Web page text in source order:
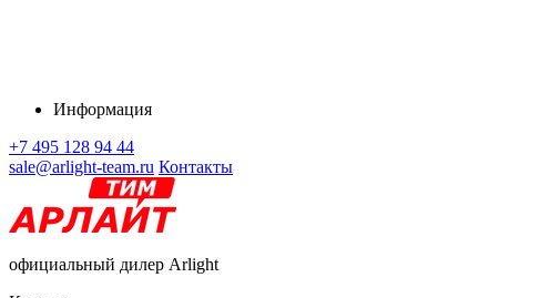
Информация
+7 495 128 94 44
sale@arlight-team.ru Контакты
официальный дилер Arlight